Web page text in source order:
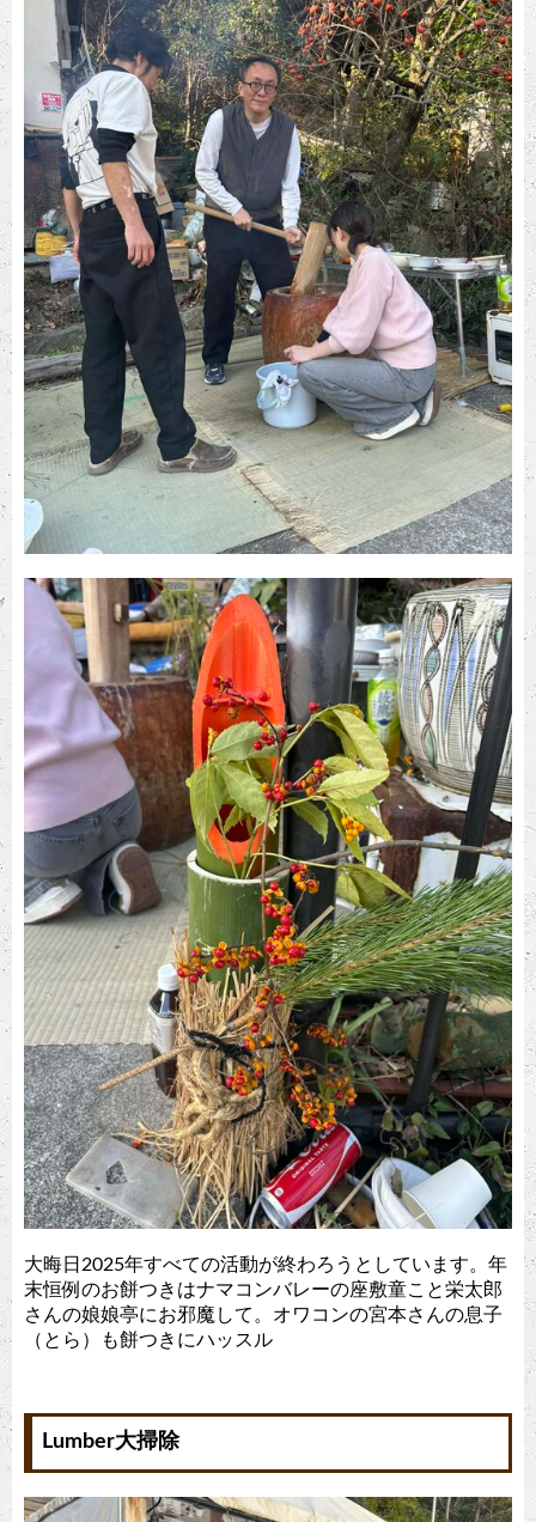
大晦日2025年すべての活動が終わろうとしています。年
末恒例のお餅つきはナマコンバレーの座敷童こと栄太郎
さんの娘娘亭にお邪魔して。オワコンの宮本さんの息子
（とら）も餅つきにハッスル
Lumber大掃除